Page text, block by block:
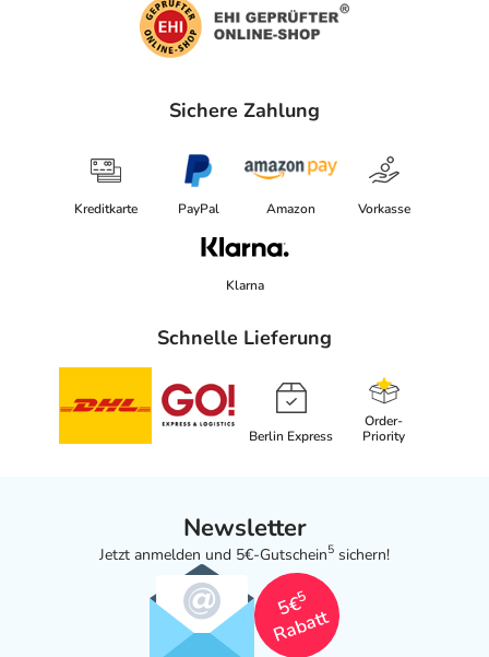
Sichere Zahlung
Kreditkarte PayPal Amazon Vorkasse
Klarna
Schnelle Lieferung
Berlin Express
Order-
Priority
Newsletter
Jetzt anmelden und 5€-Gutschein5 sichern!
5€
5
Rabatt